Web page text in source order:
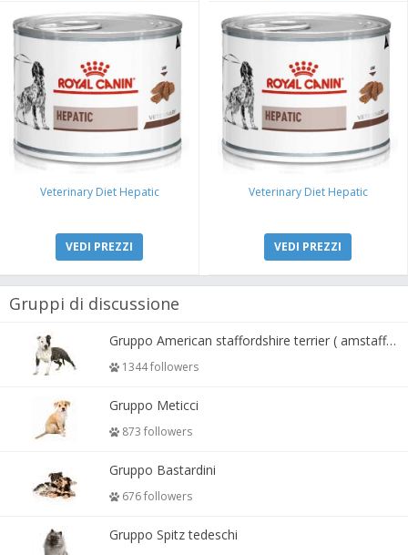
Veterinary Diet Hepatic
VEDI PREZZI
Veterinary Diet Hepatic
VEDI PREZZI
Gruppi di discussione
Gruppo American staffordshire terrier ( amstaff, amastaff )
1344 followers
Gruppo Meticci
873 followers
Gruppo Bastardini
676 followers
Gruppo Spitz tedeschi